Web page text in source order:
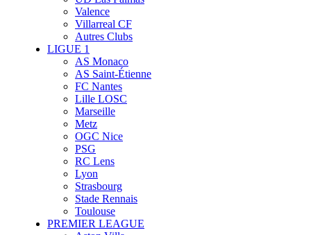
Valence
Villarreal CF
Autres Clubs
LIGUE 1
AS Monaco
AS Saint-Étienne
FC Nantes
Lille LOSC
Marseille
Metz
OGC Nice
PSG
RC Lens
Lyon
Strasbourg
Stade Rennais
Toulouse
PREMIER LEAGUE